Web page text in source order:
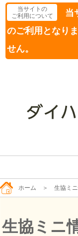
当サイトの
ご利用について
当
のご利用となり
せん。
ホーム ＞ 生協ミ
生協ミニ